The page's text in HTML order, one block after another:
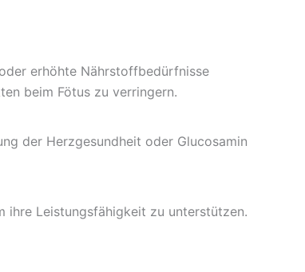
erhöhte Nährstoffbedürfnisse
beim Fötus zu verringern.
der Herzgesundheit oder Glucosamin
ihre Leistungsfähigkeit zu unterstützen.